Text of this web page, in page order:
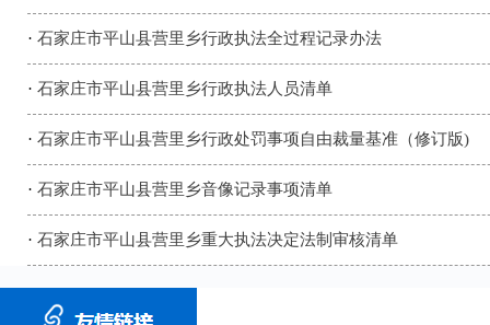
· 石家庄市平山县营里乡行政执法全过程记录办法
· 石家庄市平山县营里乡行政执法人员清单
· 石家庄市平山县营里乡行政处罚事项自由裁量基准（修订版)
· 石家庄市平山县营里乡音像记录事项清单
· 石家庄市平山县营里乡重大执法决定法制审核清单